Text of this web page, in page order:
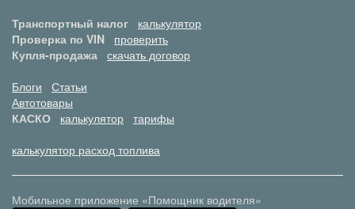
Транспортный налог
калькулятор
Проверка по VIN
проверить
Купля-продажа скачать договор
Блоги
Статьи
Автотовары
КАСКО
калькулятор тарифы
калькулятор расход топлива
Мобильное приложение «Помощник водителя»